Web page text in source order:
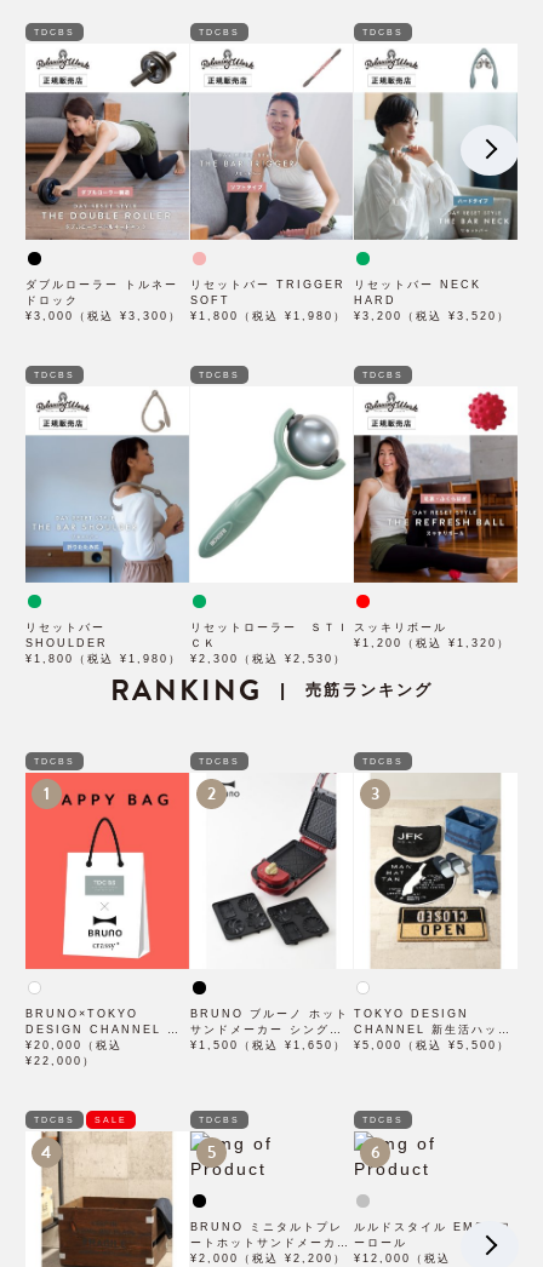
TDCBS
ダブルローラー トルネー
ドロック
¥3,000（税込 ¥3,300）
TDCBS
リセットバー TRIGGER
SOFT
¥1,800（税込 ¥1,980）
TDCBS
リセットバー NECK
HARD
¥3,200（税込 ¥3,520）
TDCBS
リセットバー
SHOULDER
¥1,800（税込 ¥1,980）
TDCBS
リセットローラー ＳＴＩ
ＣＫ
¥2,300（税込 ¥2,530）
TDCBS
スッキリボール
¥1,200（税込 ¥1,320）
RANKING | 売筋ランキング
TDCBS
1
BRUNO×TOKYO
DESIGN CHANNEL オ
リジナルハッピーBOX B
¥20,000（税込
¥22,000）
TDCBS
2
BRUNO ブルーノ ホット
サンドメーカー シングル
用プチガトープレート
¥1,500（税込 ¥1,650）
TDCBS
3
TOKYO DESIGN
CHANNEL 新生活ハッピ
ーバッグ A
¥5,000（税込 ¥5,500）
TDCBS SALE
4
TDCBS
5
BRUNO ミニタルトプレ
ートホットサンドメーカー
ダブル用
¥2,000（税込 ¥2,200）
TDCBS
6
ルルドスタイル EMSパワ
ーロール
¥12,000（税込